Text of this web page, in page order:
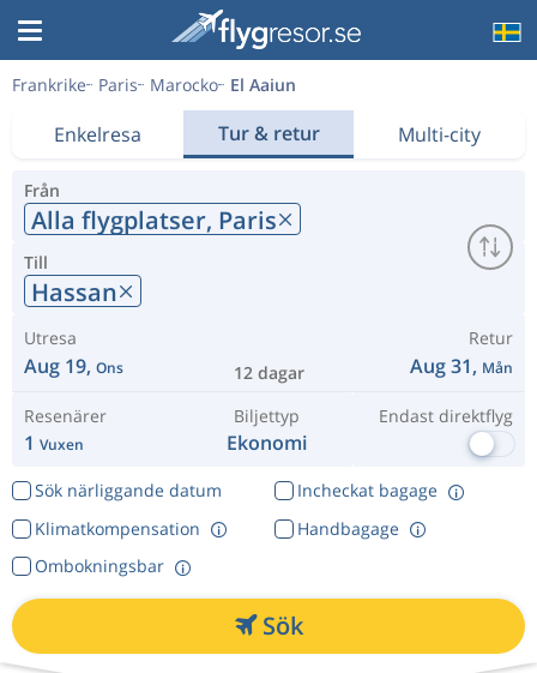
Frankrike Paris Marocko El Aaiun
Enkelresa Tur & retur Multi-city
Från
Alla flygplatser, Paris
Till
Hassan
Utresa
Aug 19, Ons 12 dagar
Retur
Aug 31, Mån
Resenärer
1 Vuxen
Biljettyp
Ekonomi
Endast direktflyg
Sök närliggande datum
Incheckat bagage
Klimatkompensation
Ombokningsbar
Handbagage
Sök